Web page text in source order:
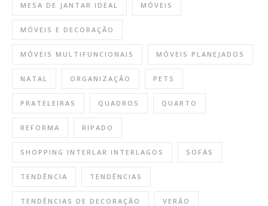
MESA DE JANTAR IDEAL MÓVEIS
MÓVEIS E DECORAÇÃO
MÓVEIS MULTIFUNCIONAIS MÓVEIS PLANEJADOS
NATAL ORGANIZAÇÃO PETS
PRATELEIRAS QUADROS QUARTO
REFORMA RIPADO
SHOPPING INTERLAR INTERLAGOS SOFÁS
TENDÊNCIA TENDÊNCIAS
TENDÊNCIAS DE DECORAÇÃO VERÃO